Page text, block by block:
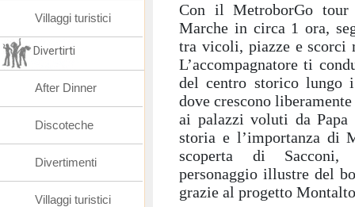
Con il MetroborGo tour
Marche in circa 1 ora,
tra vicoli, piazze e scorci
L’accompagnatore ti
del centro storico lungo
dove crescono
ai palazzi voluti da Papa
storia e l’importanza di
scoperta di
personaggio illustre del
grazie al progetto
Villaggi turistici
Divertirti
After Dinner
Discoteche
Divertimenti
Villaggi turistici